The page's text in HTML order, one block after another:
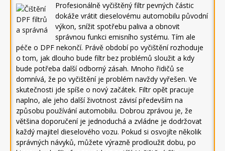
Profesionálně vyčištěný filtr pevných částic
dokáže vrátit dieselovému automobilu původní
výkon, snížit spotřebu paliva a obnovit
správnou funkci emisního systému. Tím ale
péče o DPF nekončí. Právě období po vyčištění rozhoduje
o tom, jak dlouho bude filtr bez problémů sloužit a kdy
bude potřeba další odborný zásah. Mnoho řidičů se
domnívá, že po vyčištění je problém navždy vyřešen. Ve
skutečnosti jde spíše o nový začátek. Filtr opět pracuje
naplno, ale jeho další životnost závisí především na
způsobu používání automobilu. Dobrou zprávou je, že
většina doporučení je jednoduchá a zvládne je dodržovat
každý majitel dieselového vozu. Pokud si osvojíte několik
správných návyků, můžete výrazně prodloužit dobu, po